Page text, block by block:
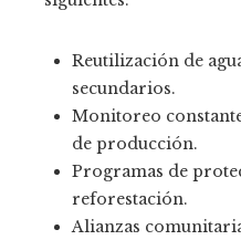
Reutilización de
secundarios.
Monitoreo
de producción.
Programas de
reforestación.
Alianzas